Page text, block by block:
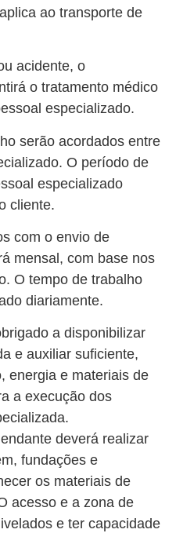
ao transporte de
acidente, o
o tratamento médico
especializado.
serão acordados entre
O período de
especializado
cliente.
com o envio de
mensal, com base nos
O tempo de trabalho
diariamente.
a disponibilizar
e auxiliar suficiente,
energia e materiais de
a execução dos
deverá realizar
fundações e
os materiais de
acesso e a zona de
e ter capacidade